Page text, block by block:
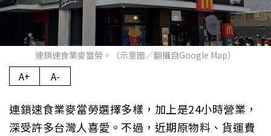
連鎖速食業麥當勞。（示意圖／翻攝自Google Map）
A+ A-
連鎖速食業麥當勞選擇多樣，加上是24小時營業，
深受許多台灣人喜愛。不過，近期原物料、貨運費